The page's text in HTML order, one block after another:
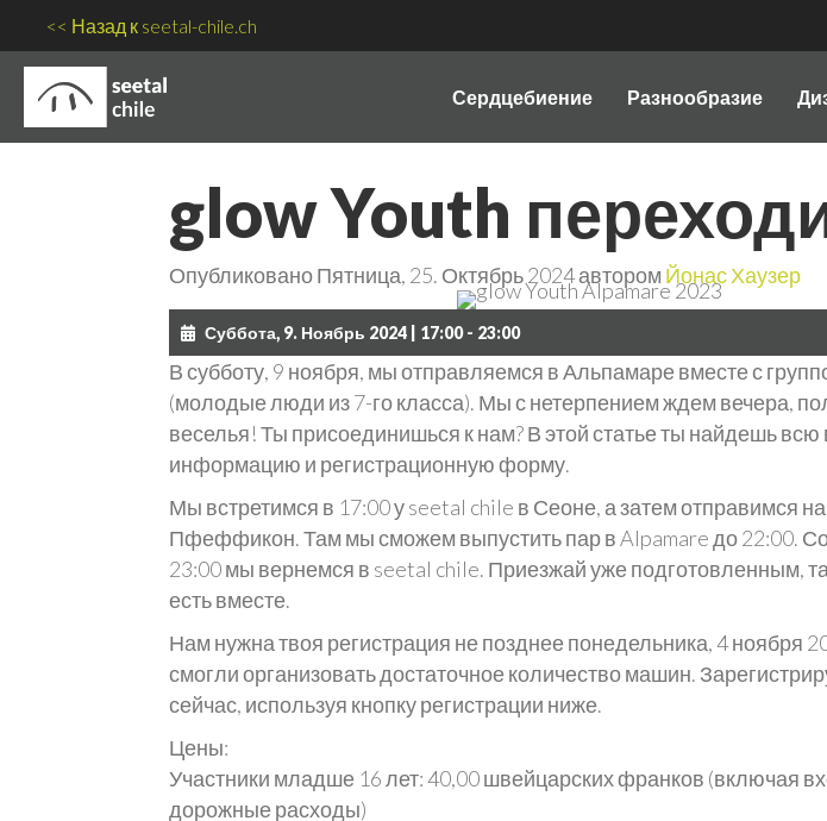
<< Назад к seetal-chile.ch
Сердцебиение Разнообразие
glow Youth
Опубликовано Пятница, 25. Октябрь 2024 автором Йонас Хаузер
Суббота, 9. Ноябрь 2024 | 17:00 - 23:00
В субботу, 9 ноября, мы отправляемся в Альпамаре вместе с
(молодые люди из 7-го класса). Мы с нетерпением ждем вечера,
веселья! Ты присоединишься к нам? В этой статье ты найдешь
информацию и регистрационную форму.
Мы встретимся в 17:00 у seetal chile в Сеоне, а затем отправимся
Пфеффикон. Там мы сможем выпустить пар в Alpamare до 22:00.
23:00 мы вернемся в seetal chile. Приезжай уже подготовленным,
есть вместе.
Нам нужна твоя регистрация не позднее понедельника, 4 ноября
смогли организовать достаточное количество машин.
сейчас, используя кнопку регистрации ниже.
Цены:
Участники младше 16 лет: 40,00 швейцарских франков (включая
дорожные расходы)